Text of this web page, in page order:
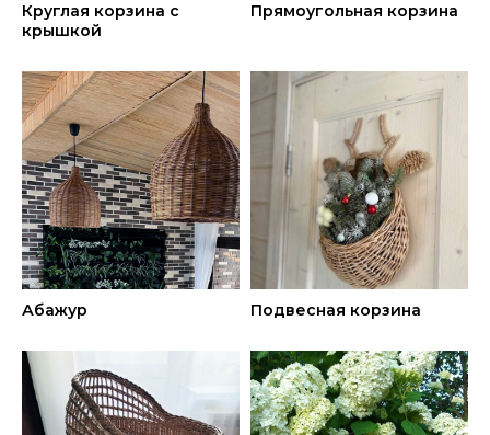
Круглая корзина с
крышкой
Прямоугольная корзина
Абажур Подвесная корзина